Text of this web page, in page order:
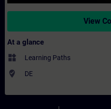
View
At a glance
widgets Learning Paths
where_to_vote DE